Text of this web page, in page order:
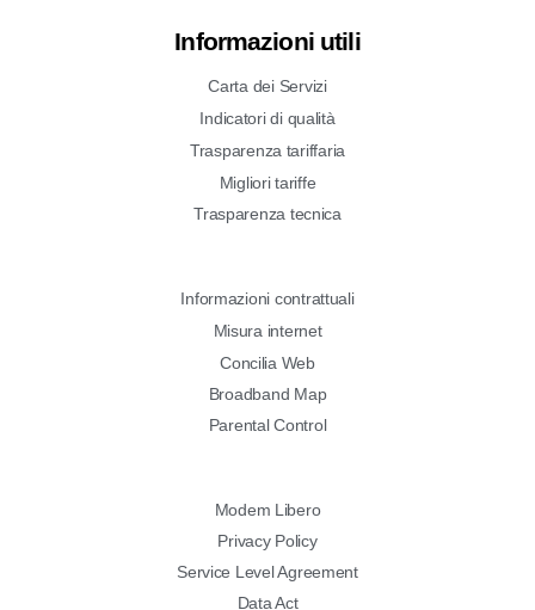
Informazioni utili
Carta dei Servizi
Indicatori di qualità
Trasparenza tariffaria
Migliori tariffe
Trasparenza tecnica
Informazioni contrattuali
Misura internet
Concilia Web
Broadband Map
Parental Control
Modem Libero
Privacy Policy
Service Level Agreement
Data Act